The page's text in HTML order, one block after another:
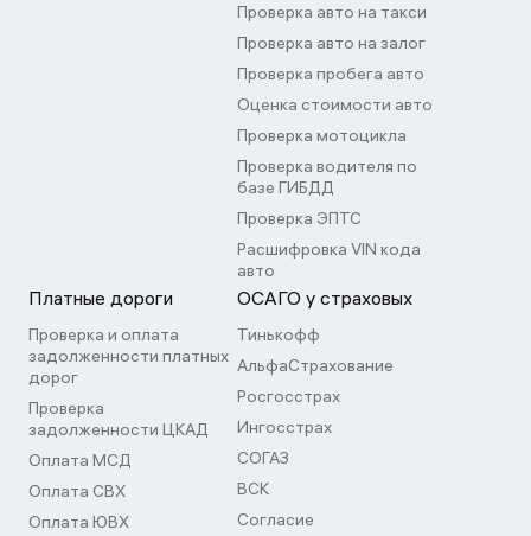
Проверка авто на такси
Проверка авто на залог
Проверка пробега авто
Оценка стоимости авто
Проверка мотоцикла
Проверка водителя по
базе ГИБДД
Проверка ЭПТС
Расшифровка VIN кода
авто
Платные дороги
Проверка и оплата
задолженности платных
дорог
Проверка
задолженности ЦКАД
Оплата МСД
Оплата СВХ
Оплата ЮВХ
ОСАГО у страховых
Тинькофф
АльфаСтрахование
Росгосстрах
Ингосстрах
СОГАЗ
ВСК
Согласие